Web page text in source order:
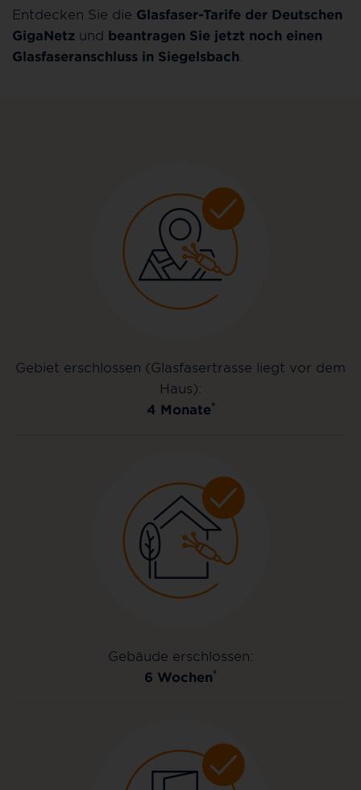
Entdecken Sie die Glasfaser-Tarife der Deutschen
GigaNetz und beantragen Sie jetzt noch einen
Glasfaseranschluss in Siegelsbach
Gebiet erschlossen (Glasfasertrasse liegt vor dem
Haus):
4 Monate*
Gebäude erschlossen:
6 Wochen*